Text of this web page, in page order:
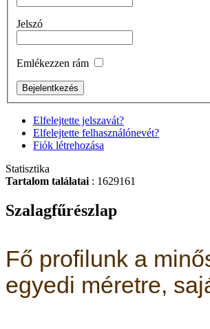
Jelszó
Emlékezzen rám
Elfelejtette jelszavát?
Elfelejtette felhasználónevét?
Fiók létrehozása
Statisztika
Tartalom találatai : 1629161
Szalagfűrészlap
Fő profilunk a
egyedi méretre,
Torx 7-40
BAHCO RACSNIS
CSAVARHÚZÓ
BEHAJTÓHEGYEKKELEL
BAHCO 6 fiókos